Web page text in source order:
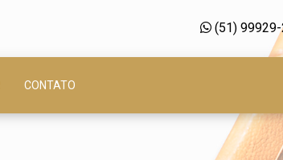
(51)
CONTATO